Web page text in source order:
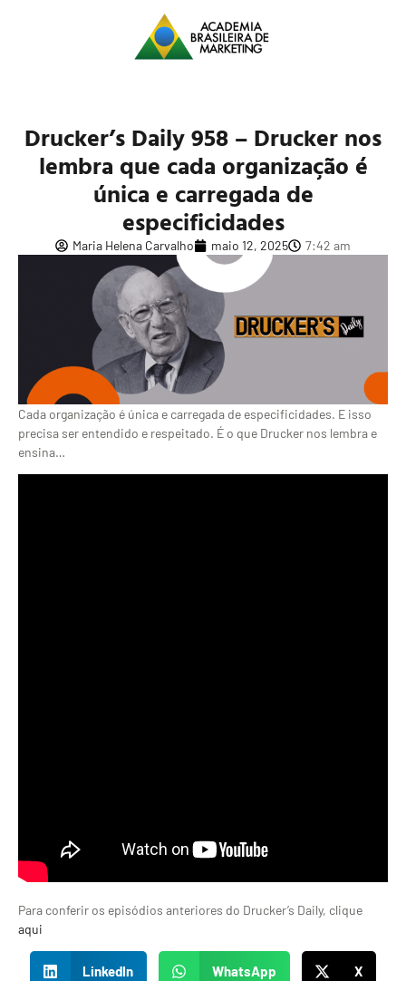
Drucker’s Daily 958 – Drucker nos
lembra que cada organização é
única e carregada de
especificidades
Maria Helena Carvalho maio 12, 2025 7:42 am
Cada organização é única e carregada de especificidades. E isso
precisa ser entendido e respeitado. É o que Drucker nos lembra e
ensina…
Para conferir os episódios anteriores do Drucker’s Daily, clique
aqui
LinkedIn WhatsApp X